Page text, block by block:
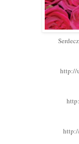
http://
http://